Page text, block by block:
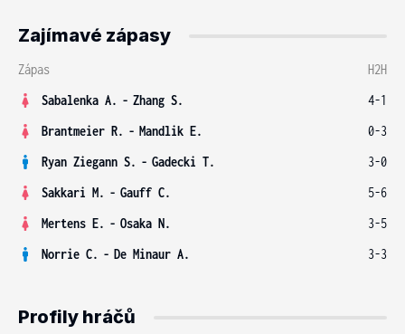
Zajímavé zápasy
Zápas
H2H
Sabalenka A. - Zhang S.
4-1
Brantmeier R. - Mandlik E.
0-3
Ryan Ziegann S. - Gadecki T.
3-0
Sakkari M. - Gauff C.
5-6
Mertens E. - Osaka N.
3-5
Norrie C. - De Minaur A. 3-3
Profily hráčů